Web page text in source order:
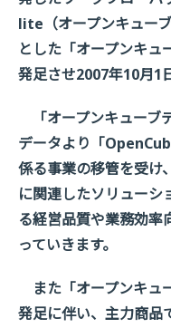
lite（オープンキュー
とした「オープンキュ
発足させ2007年10月1
「オープンキューブ
データより「
係る事業の移管を受
に関連したソリューシ
る経営品質や業務効率
っていきます。
また「オープンキュ
発足に伴い、主力商品